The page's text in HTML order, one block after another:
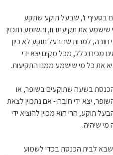
בסעיף ז', שבעל תוקע שתקע
שישמע את תקיעתו זו, והשומע נתכוין
חובה, למרות שהבעל תוקע לא כיון
מכירו כלל, מכל מקום יצא ידי
את כל מי שישמע ממנו התקיעות.
הכנסת בשעה שתוקעים בשופר, או
יצא ידי חובה - אם נתכוין לצאת
תוקע, הרי הוא מכוין להוציא ידי
שיהיה.
לבית הכנסת בכדי לשמוע